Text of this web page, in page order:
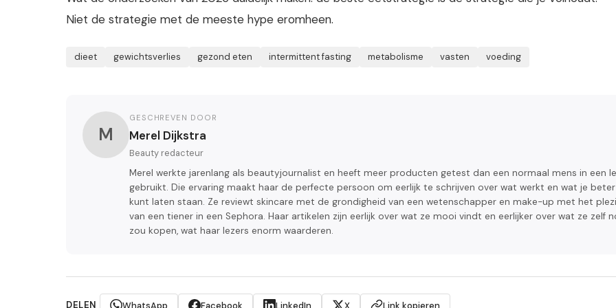
Niet de strategie met de meeste hype eromheen.
dieet gewichtsverlies gezond eten intermittent fasting metabolisme vasten voeding
M
GESCHREVEN DOOR
Merel Dijkstra
Beauty redacteur
Merel werkte jarenlang als beautyjournalist en heeft meer producten getest dan een normaal mens in een
gebruikt. Die ervaring maakt haar de perfecte persoon om eerlijk te schrijven over wat werkt en wat je beter
kunt laten staan. Ze reviewt skincare met de grondigheid van een wetenschapper en make-up met het
van een tiener in een Sephora. Haar artikelen zijn eerlijk over wat ze mooi vindt en eerlijker over wat ze zelf
zou kopen, wat haar lezers enorm waarderen.
DELEN WhatsApp Facebook LinkedIn X Link kopieren